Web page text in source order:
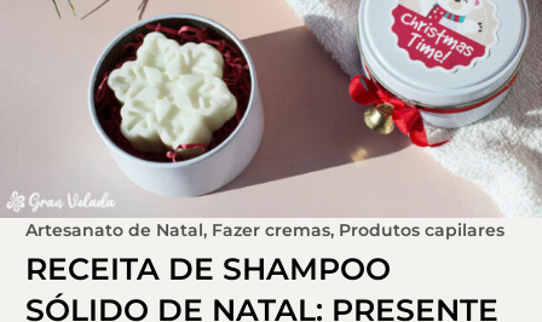
Artesanato de Natal, Fazer cremas, Produtos capilares
RECEITA DE SHAMPOO
SÓLIDO DE NATAL: PRESENTE